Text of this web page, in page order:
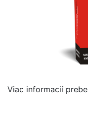
Viac informacií